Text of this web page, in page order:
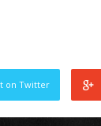
on Twitter